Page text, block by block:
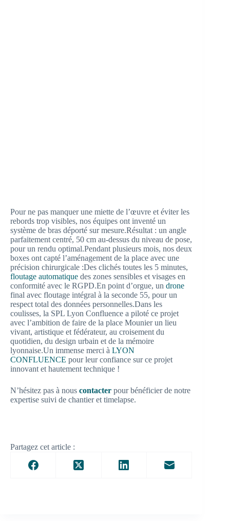
Pour ne pas manquer une miette de l’œuvre et éviter les
rebords trop visibles, nos équipes ont inventé un
système de bras déporté sur mesure.Résultat : un angle
parfaitement centré, 50 cm au-dessus du niveau de pose,
pour un rendu optimal.Pendant plusieurs mois, nos deux
boxes ont capté l’aménagement de la place avec une
précision chirurgicale :Des clichés toutes les 5 minutes,
floutage automatique des zones sensibles et visages en
conformité avec le RGPD.En point d’orgue, un drone
final avec floutage intégral à la seconde 55, pour un
respect total des données personnelles.Dans les
coulisses, la SPL Lyon Confluence a piloté ce projet
avec l’ambition de faire de la place Mounier un lieu
vivant, artistique et fédérateur, au croisement du
quotidien, du design urbain et de la mémoire
lyonnaise.Un immense merci à LYON
CONFLUENCE pour leur confiance sur ce projet
innovant et hautement technique !
N’hésitez pas à nous contacter pour bénéficier de notre
expertise suivi de chantier et timelapse.
Partagez cet article :